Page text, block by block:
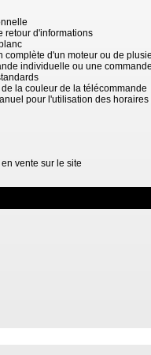
retour d'informations
complète d'un moteur ou de
individuelle ou une
la couleur de la télécommande
pour l'utilisation des horaires
vente sur le site